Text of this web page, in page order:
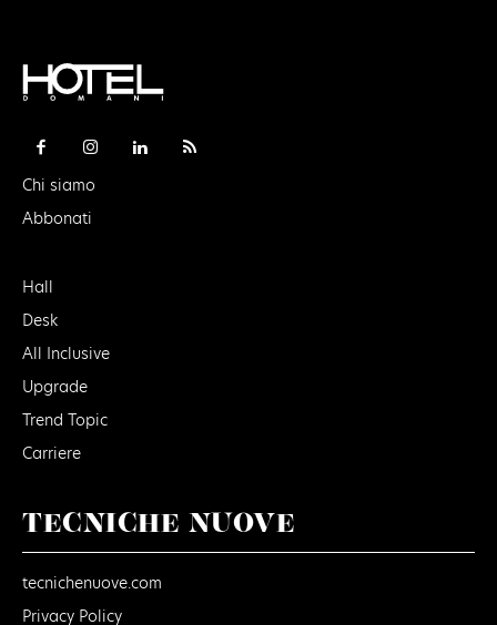
Chi siamo
Abbonati
Hall
Desk
All Inclusive
Upgrade
Trend Topic
Carriere
TECNICHE NUOVE
tecnichenuove.com
Privacy Policy